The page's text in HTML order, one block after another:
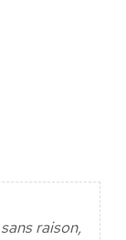
raison,